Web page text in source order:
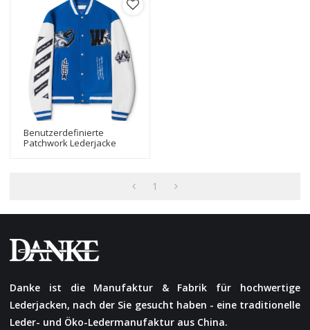
Benutzerdefinierte
Patchwork Lederjacke
1
Danke ist die Manufaktur & Fabrik für hochwertige
Lederjacken, nach der Sie gesucht haben - eine traditionelle
Leder- und Öko-Ledermanufaktur aus China.